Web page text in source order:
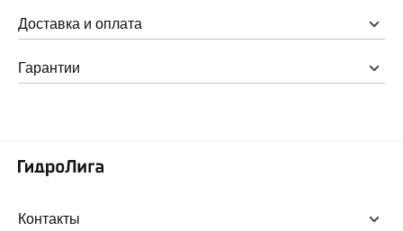
Доставка и оплата
Гарантии
Контакты